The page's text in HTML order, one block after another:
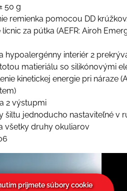
50 g
remienka pomocou DD krúžkov.
za pútka (AEFR: Airoh
hypoalergénny interiér 2
matieriálu so silikónovými
kinetickej energie pri náraze
2 výstupmi
šiltu jednoducho nastaviteľné v
všetky druhy okuliarov
prijmete súbory cookie